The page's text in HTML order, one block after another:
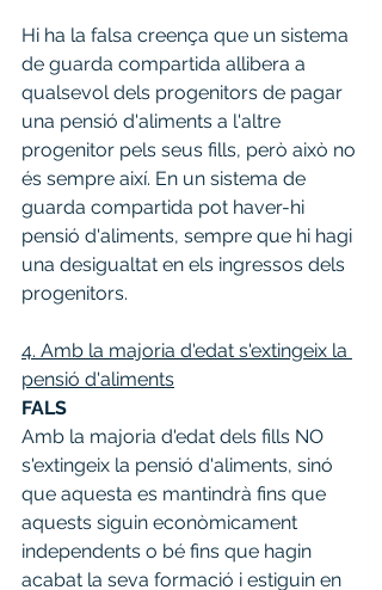
Hi ha la falsa creença que un sistema
de guarda compartida allibera a
qualsevol dels progenitors de pagar
una pensió d'aliments a l'altre
progenitor pels seus fills, però això no
és sempre així. En un sistema de
guarda compartida pot haver-hi
pensió d'aliments, sempre que hi hagi
una desigualtat en els ingressos dels
progenitors.
4. Amb la majoria d'edat s'extingeix la
pensió d'aliments
FALS
Amb la majoria d'edat dels fills NO
s'extingeix la pensió d'aliments, sinó
que aquesta es mantindrà fins que
aquests siguin econòmicament
independents o bé fins que hagin
acabat la seva formació i estiguin en